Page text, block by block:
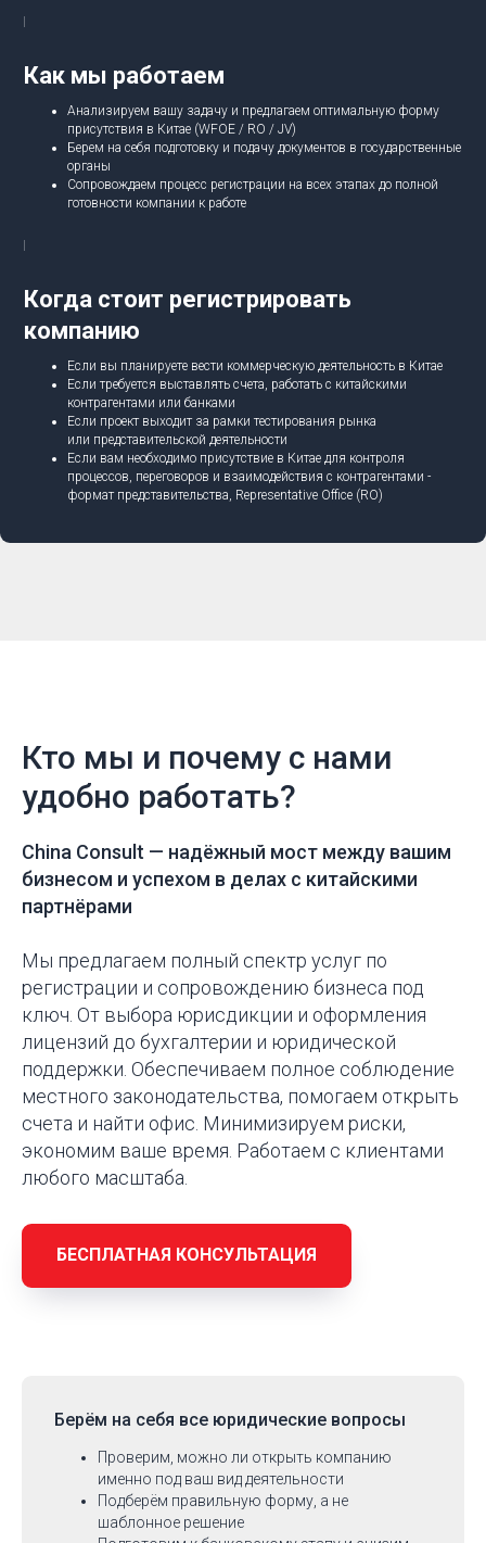
Как мы работаем
Анализируем вашу задачу и предлагаем оптимальную форму
присутствия в Китае (WFOE / RO / JV)
Берем на себя подготовку и подачу документов в государственные
органы
Сопровождаем процесс регистрации на всех этапах до полной
готовности компании к работе
Когда стоит регистрировать
компанию
Если вы планируете вести коммерческую деятельность в Китае
Если требуется выставлять счета, работать с китайскими
контрагентами или банками
Если проект выходит за рамки тестирования рынка
или представительской деятельности
Если вам необходимо присутствие в Китае для контроля
процессов, переговоров и взаимодействия с контрагентами -
формат представительства, Representative Office (RO)
Кто мы и почему с нами
удобно работать?
China Consult — надёжный мост между вашим
бизнесом и успехом в делах с китайскими
партнёрами
Мы предлагаем полный спектр услуг по
регистрации и сопровождению бизнеса под
ключ. От выбора юрисдикции и оформления
лицензий до бухгалтерии и юридической
поддержки. Обеспечиваем полное соблюдение
местного законодательства, помогаем открыть
счета и найти офис. Минимизируем риски,
экономим ваше время. Работаем с клиентами
любого масштаба.
БЕСПЛАТНАЯ КОНСУЛЬТАЦИЯ
Берём на себя все юридические вопросы
Проверим, можно ли открыть компанию
именно под ваш вид деятельности
Подберём правильную форму, а не
шаблонное решение